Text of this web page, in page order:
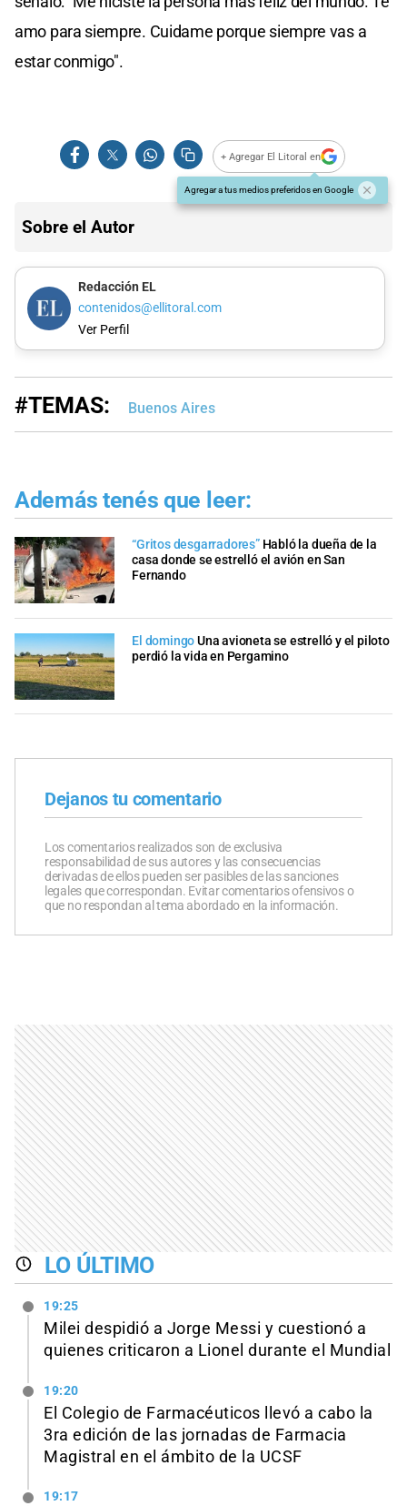
amo para siempre. Cuidame porque siempre vas a
estar conmigo".
+ Agregar El Litoral en
Agregar a tus medios preferidos en Google
Sobre el Autor
Redacción EL
contenidos@ellitoral.com
Ver Perfil
#TEMAS: Buenos Aires
Además tenés que leer:
“Gritos desgarradores” Habló la dueña de la
casa donde se estrelló el avión en San
Fernando
El domingoUna avioneta se estrelló y el piloto
perdió la vida en Pergamino
Dejanos tu comentario
Los comentarios realizados son de exclusiva
responsabilidad de sus autores y las consecuencias
derivadas de ellos pueden ser pasibles de las sanciones
legales que correspondan. Evitar comentarios ofensivos o
que no respondan al tema abordado en la información.
LO ÚLTIMO
19:25
Milei despidió a Jorge Messi y cuestionó a
quienes criticaron a Lionel durante el Mundial
19:20
El Colegio de Farmacéuticos llevó a cabo la
3ra edición de las jornadas de Farmacia
Magistral en el ámbito de la UCSF
19:17